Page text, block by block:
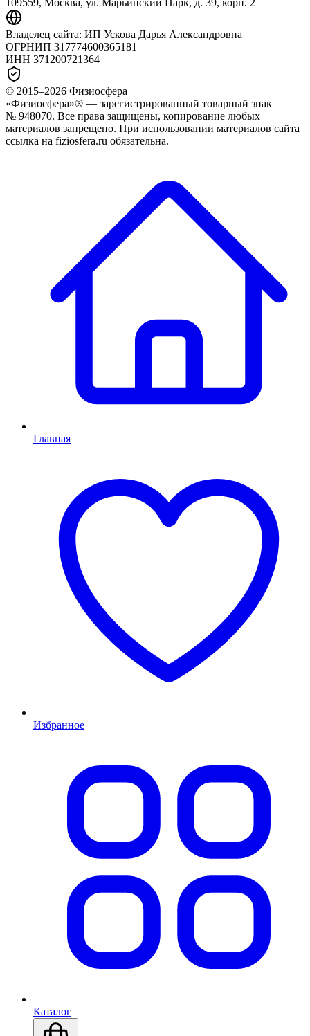
Владелец сайта: ИП Ускова Дарья Александровна
ОГРНИП 317774600365181
ИНН 371200721364
© 2015–2026 Физиосфера
«Физиосфера»® — зарегистрированный товарный знак
№ 948070. Все права защищены, копирование любых
материалов запрещено. При использовании материалов сайта
ссылка на fiziosfera.ru обязательна.
Главная
Избранное
Каталог